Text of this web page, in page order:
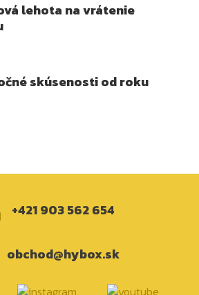
lehota na vrátenie
skúsenosti od roku
+421 903 562 654
obchod@hybox.sk